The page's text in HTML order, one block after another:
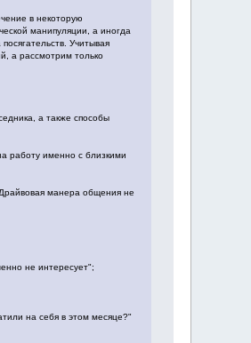
в некоторую
манипуляции, а иногда
Учитывая
а рассмотрим только
а также способы
работу именно с близкими
манера общения не
не интересует";
на себя в этом месяце?"